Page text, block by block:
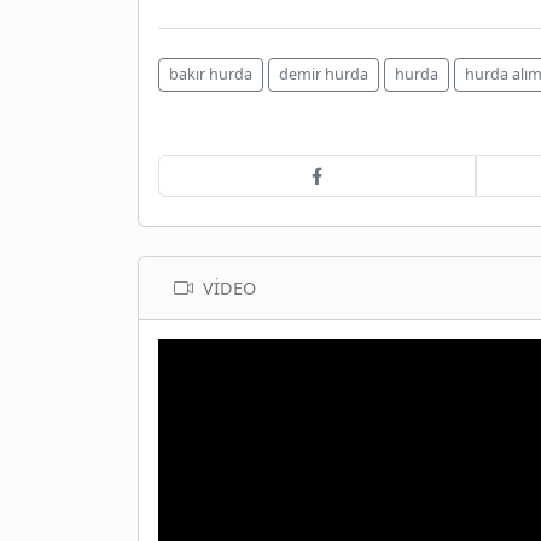
bakır hurda demir hurda hurda hurda
VIDEO